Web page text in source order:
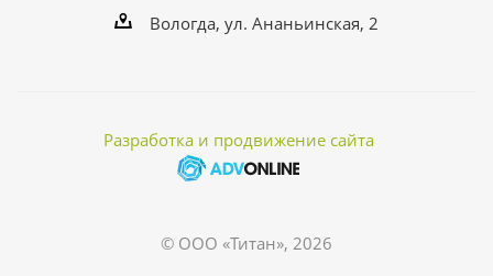
Вологда, ул. Ананьинская, 2
Разработка и продвижение сайта
© ООО «Титан», 2026